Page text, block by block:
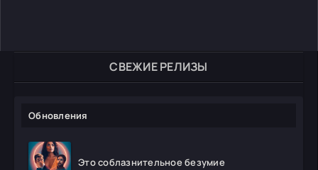
СВЕЖИЕ РЕЛИЗЫ
Обновления
Это соблазнительное безумие